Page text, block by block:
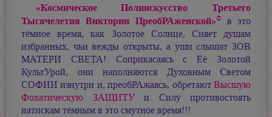
«Космическое Полиискусство Третьего
Тысячелетия Виктории ПреобРАженской»©в это
тёмное время, как Золотое Солнце, Сияет душам
избранных, чьи вежды открыты, а уши слышат ЗОВ
МАТЕРИ СВЕТА! Соприкасаясь с Её Золотой
КультУрой, они наполняются Духовным Светом
СОФИИ изнутри и, преобРАжаясь, обретают Высшую
Фохатическую ЗАЩИТУи Силу противостоять
натискам тёмным в это смутное время!!!